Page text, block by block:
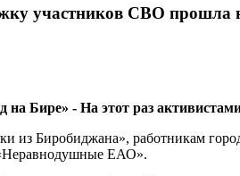
участников СВО прошла
Бире» - На этот раз
из Биробиджана», работникам
ЕАО».